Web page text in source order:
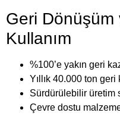
Geri Dönüşüm
Kullanım
%100’e yakın geri
Yıllık 40.000 ton
Sürdürülebilir üretim
Çevre dostu